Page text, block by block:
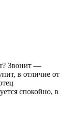
Звонит —
в отличие от
спокойно, в